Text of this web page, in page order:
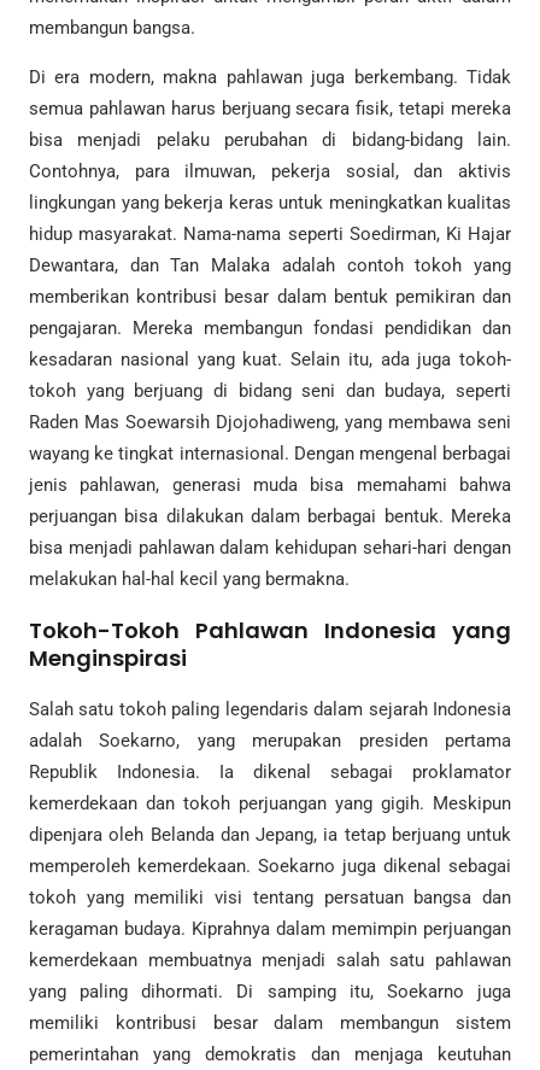
membangun bangsa.
Di era modern, makna pahlawan juga berkembang. Tidak
semua pahlawan harus berjuang secara fisik, tetapi mereka
bisa menjadi pelaku perubahan di bidang-bidang lain.
Contohnya, para ilmuwan, pekerja sosial, dan aktivis
lingkungan yang bekerja keras untuk meningkatkan kualitas
hidup masyarakat. Nama-nama seperti Soedirman, Ki Hajar
Dewantara, dan Tan Malaka adalah contoh tokoh yang
memberikan kontribusi besar dalam bentuk pemikiran dan
pengajaran. Mereka membangun fondasi pendidikan dan
kesadaran nasional yang kuat. Selain itu, ada juga tokoh-
tokoh yang berjuang di bidang seni dan budaya, seperti
Raden Mas Soewarsih Djojohadiweng, yang membawa seni
wayang ke tingkat internasional. Dengan mengenal berbagai
jenis pahlawan, generasi muda bisa memahami bahwa
perjuangan bisa dilakukan dalam berbagai bentuk. Mereka
bisa menjadi pahlawan dalam kehidupan sehari-hari dengan
melakukan hal-hal kecil yang bermakna.
Tokoh-Tokoh Pahlawan Indonesia yang
Menginspirasi
Salah satu tokoh paling legendaris dalam sejarah Indonesia
adalah Soekarno, yang merupakan presiden pertama
Republik Indonesia. Ia dikenal sebagai proklamator
kemerdekaan dan tokoh perjuangan yang gigih. Meskipun
dipenjara oleh Belanda dan Jepang, ia tetap berjuang untuk
memperoleh kemerdekaan. Soekarno juga dikenal sebagai
tokoh yang memiliki visi tentang persatuan bangsa dan
keragaman budaya. Kiprahnya dalam memimpin perjuangan
kemerdekaan membuatnya menjadi salah satu pahlawan
yang paling dihormati. Di samping itu, Soekarno juga
memiliki kontribusi besar dalam membangun sistem
pemerintahan yang demokratis dan menjaga keutuhan